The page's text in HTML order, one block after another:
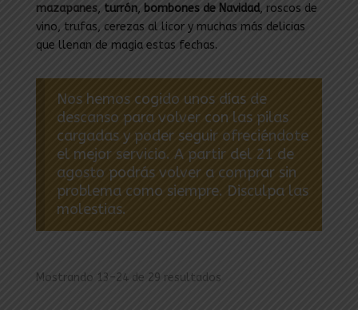
mazapanes, turrón, bombones de Navidad, roscos de
vino, trufas, cerezas al licor y muchas más delicias
que llenan de magia estas fechas.
Nos hemos cogido unos días de
descanso para volver con las pilas
cargadas y poder seguir ofreciéndote
el mejor servicio. A partir del 21 de
agosto podrás volver a comprar sin
problema como siempre. Disculpa las
molestias.
Mostrando 13–24 de 29 resultadosOrdenado